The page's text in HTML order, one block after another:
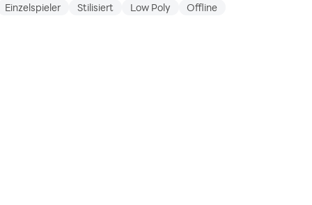
Einzelspieler Stilisiert Low Poly Offline